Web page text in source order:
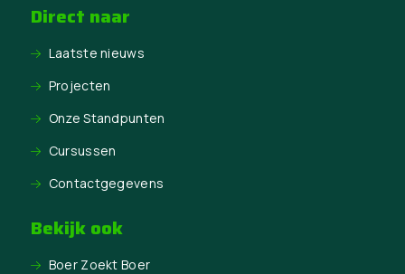
Direct naar
Laatste nieuws
Projecten
Onze Standpunten
Cursussen
Contactgegevens
Bekijk ook
Boer Zoekt Boer